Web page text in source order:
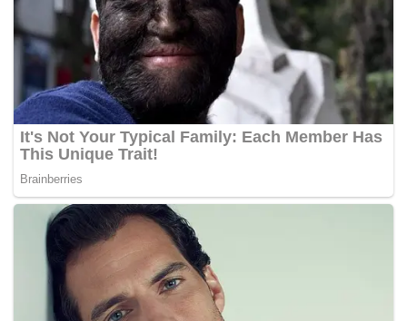
membersihkan rumah sebelum dia dibunuh.
“Semasa kejadian hanya mangsa dan suspek berada
di dalam rumah dan mayat mangsa yang lengkap
berpakaian dipercayai dibunuh di antara ruang tamu
dengan dapur,” katanya.
Sum berkata pihak polis dimaklumkan oleh keluarga
suspek bahawa suspek yang telah berkahwin dan
mempunyai dua orang anak dipercayai mempunyai
masalah mental.
“Mangsa pula bukan bekerja tetap di rumah itu
sebaliknya hanya bekerja sambilan apabila dipanggil
oleh keluarga untuk mencuci rumah,”